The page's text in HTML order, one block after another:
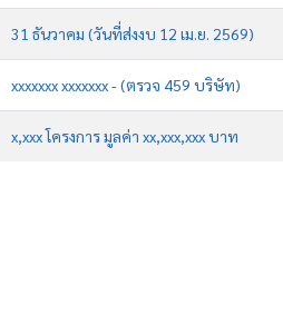
31 ธันวาคม (วันที่ส่งงบ 12 เม.ย. 2569)
xxxxxxx xxxxxxx - (ตรวจ 459 บริษัท)
x,xxx โครงการ มูลค่า xx,xxx,xxx บาท